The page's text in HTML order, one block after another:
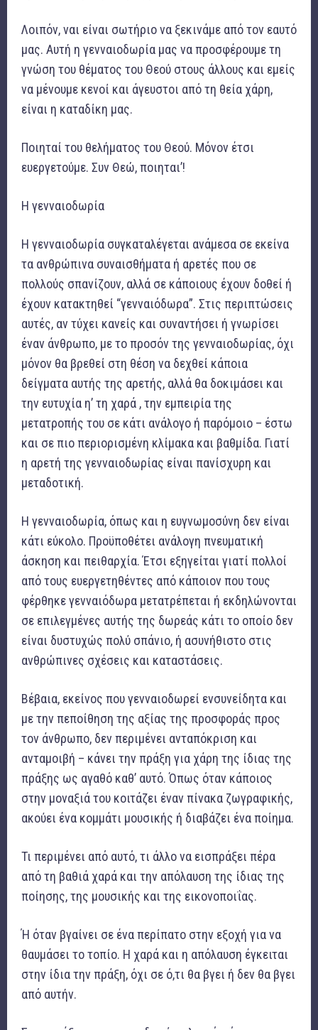
Λοιπόν, ναι είναι σωτήριο να ξεκινάμε από τον εαυτό
μας. Αυτή η γενναιοδωρία μας να προσφέρουμε τη
γνώση του θέματος του Θεού στους άλλους και εμείς
να μένουμε κενοί και άγευστοι από τη θεία χάρη,
είναι η καταδίκη μας.
Ποιηταί του θελήματος του Θεού. Μόνον έτσι
ευεργετούμε. Συν Θεώ, ποιηται’!
Η γενναιοδωρία
Η γενναιοδωρία συγκαταλέγεται ανάμεσα σε εκείνα
τα ανθρώπινα συναισθήματα ή αρετές που σε
πολλούς σπανίζουν, αλλά σε κάποιους έχουν δοθεί ή
έχουν κατακτηθεί “γενναιόδωρα”. Στις περιπτώσεις
αυτές, αν τύχει κανείς και συναντήσει ή γνωρίσει
έναν άνθρωπο, με το προσόν της γενναιοδωρίας, όχι
μόνον θα βρεθεί στη θέση να δεχθεί κάποια
δείγματα αυτής της αρετής, αλλά θα δοκιμάσει και
την ευτυχία η’ τη χαρά , την εμπειρία της
μετατροπής του σε κάτι ανάλογο ή παρόμοιο – έστω
και σε πιο περιορισμένη κλίμακα και βαθμίδα. Γιατί
η αρετή της γενναιοδωρίας είναι πανίσχυρη και
μεταδοτική.
Η γενναιοδωρία, όπως και η ευγνωμοσύνη δεν είναι
κάτι εύκολο. Προϋποθέτει ανάλογη πνευματική
άσκηση και πειθαρχία. Έτσι εξηγείται γιατί πολλοί
από τους ευεργετηθέντες από κάποιον που τους
φέρθηκε γενναιόδωρα μετατρέπεται ή εκδηλώνονται
σε επιλεγμένες αυτής της δωρεάς κάτι το οποίο δεν
είναι δυστυχώς πολύ σπάνιο, ή ασυνήθιστο στις
ανθρώπινες σχέσεις και καταστάσεις.
Βέβαια, εκείνος που γενναιοδωρεί ενσυνείδητα και
με την πεποίθηση της αξίας της προσφοράς προς
τον άνθρωπο, δεν περιμένει ανταπόκριση και
ανταμοιβή – κάνει την πράξη για χάρη της ίδιας της
πράξης ως αγαθό καθ’ αυτό. Όπως όταν κάποιος
στην μοναξιά του κοιτάζει έναν πίνακα ζωγραφικής,
ακούει ένα κομμάτι μουσικής ή διαβάζει ένα ποίημα.
Τι περιμένει από αυτό, τι άλλο να εισπράξει πέρα
από τη βαθιά χαρά και την απόλαυση της ίδιας της
ποίησης, της μουσικής και της εικονοποιΐας.
Ή όταν βγαίνει σε ένα περίπατο στην εξοχή για να
θαυμάσει το τοπίο. Η χαρά και η απόλαυση έγκειται
στην ίδια την πράξη, όχι σε ό,τι θα βγει ή δεν θα βγει
από αυτήν.